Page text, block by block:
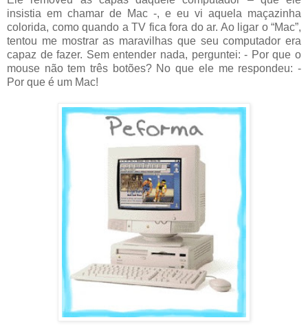
insistia em chamar de Mac -, e eu vi aquela maçazinha
colorida, como quando a TV fica fora do ar. Ao ligar o “Mac”,
tentou me mostrar as maravilhas que seu computador era
capaz de fazer. Sem entender nada, perguntei: - Por que o
mouse não tem três botões? No que ele me respondeu: -
Por que é um Mac!